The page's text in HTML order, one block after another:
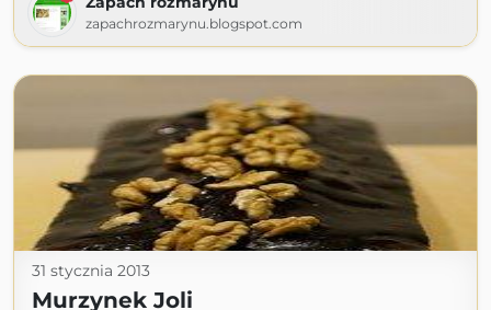
zapachrozmarynu.blogspot.com
31 stycznia 2013
Murzynek Joli